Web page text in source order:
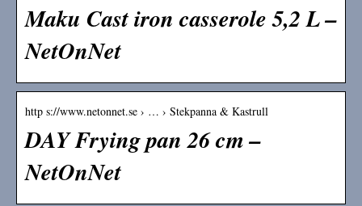
Maku Cast iron casserole 5,2 L –
NetOnNet
http s://www.netonnet.se › … › Stekpanna & Kastrull
DAY Frying pan 26 cm –
NetOnNet